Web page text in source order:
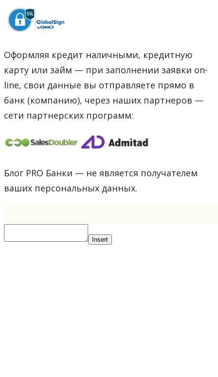
Оформляя кредит наличными, кредитную
карту или займ — при заполнении заявки on-
line, свои данные вы отправляете прямо в
банк (компанию), через наших партнеров —
сети партнерских программ:
Блог PRO Банки — не является получателем
ваших персональных данных.
Insert